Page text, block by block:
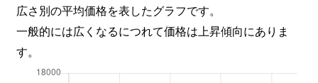
広さ別の平均価格を表したグラフです。
一般的には広くなるにつれて価格は上昇傾向にありま
す。